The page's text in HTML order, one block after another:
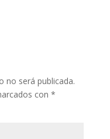
no será publicada.
con *